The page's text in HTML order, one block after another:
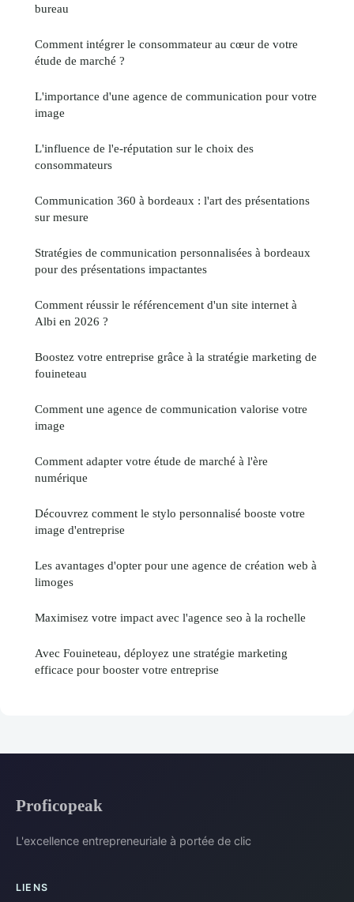
bureau
Comment intégrer le consommateur au cœur de votre
étude de marché ?
L'importance d'une agence de communication pour votre
image
L'influence de l'e-réputation sur le choix des
consommateurs
Communication 360 à bordeaux : l'art des présentations
sur mesure
Stratégies de communication personnalisées à bordeaux
pour des présentations impactantes
Comment réussir le référencement d'un site internet à
Albi en 2026 ?
Boostez votre entreprise grâce à la stratégie marketing de
fouineteau
Comment une agence de communication valorise votre
image
Comment adapter votre étude de marché à l'ère
numérique
Découvrez comment le stylo personnalisé booste votre
image d'entreprise
Les avantages d'opter pour une agence de création web à
limoges
Maximisez votre impact avec l'agence seo à la rochelle
Avec Fouineteau, déployez une stratégie marketing
efficace pour booster votre entreprise
Proficopeak
L'excellence entrepreneuriale à portée de clic
LIENS